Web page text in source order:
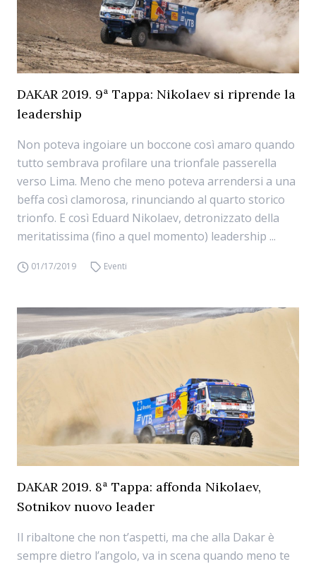
DAKAR 2019. 9ª Tappa: Nikolaev si riprende la
leadership
Non poteva ingoiare un boccone così amaro quando
tutto sembrava profilare una trionfale passerella
verso Lima. Meno che meno poteva arrendersi a una
beffa così clamorosa, rinunciando al quarto storico
trionfo. E così Eduard Nikolaev, detronizzato della
meritatissima (fino a quel momento) leadership ...
01/17/2019 Eventi
DAKAR 2019. 8ª Tappa: affonda Nikolaev,
Sotnikov nuovo leader
Il ribaltone che non t’aspetti, ma che alla Dakar è
sempre dietro l’angolo, va in scena quando meno te